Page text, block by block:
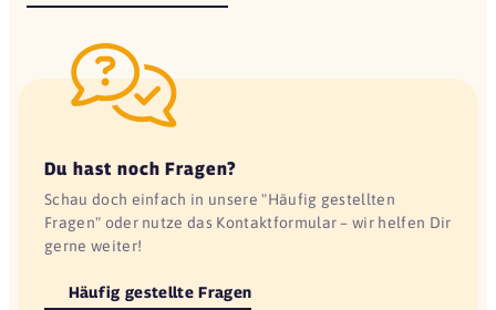
Du hast noch Fragen?
Schau doch einfach in unsere "Häufig gestellten
Fragen" oder nutze das Kontaktformular – wir helfen Dir
gerne weiter!
Häufig gestellte Fragen